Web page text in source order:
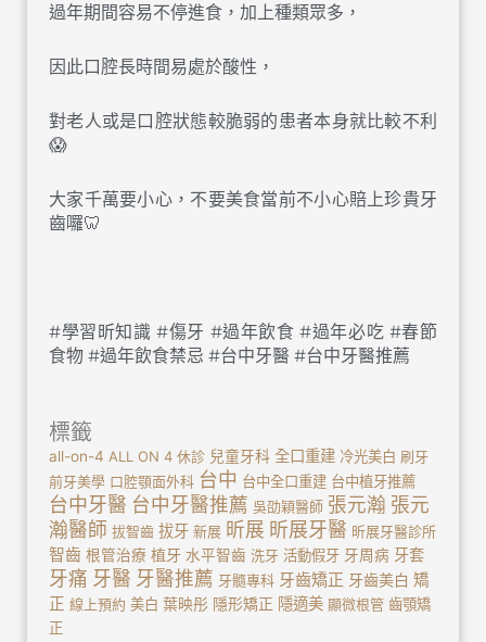
過年期間容易不停進食，加上種類眾多，
因此口腔長時間易處於酸性，
對老人或是口腔狀態較脆弱的患者本身就比較不利
😱
大家千萬要小心，不要美食當前不小心賠上珍貴牙
齒囉🦷
#學習昕知識 #傷牙 #過年飲食 #過年必吃 #春節
食物 #過年飲食禁忌 #台中牙醫 #台中牙醫推薦
標籤
all-on-4 ALL ON 4 休診 兒童牙科 全口重建 冷光美白 刷牙
前牙美學 口腔顎面外科 台中 台中全口重建 台中植牙推薦
台中牙醫 台中牙醫推薦 吳劭穎醫師 張元瀚 張元
瀚醫師 拔智齒 拔牙 新展 昕展 昕展牙醫 昕展牙醫診所
智齒 根管治療 植牙 水平智齒 洗牙 活動假牙 牙周病 牙套
牙痛 牙醫 牙醫推薦 牙髓專科 牙齒矯正 牙齒美白 矯
正 線上預約 美白 葉映彤 隱形矯正 隱適美 顯微根管 齒顎矯
正